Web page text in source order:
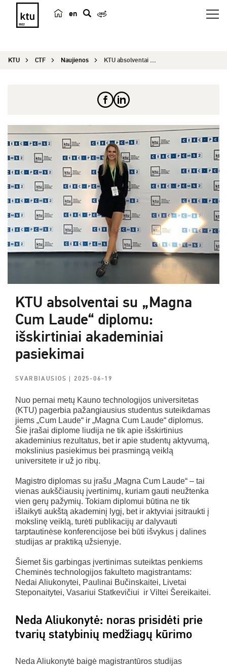
en
e
KTU CTF Naujienos KTU absolventai su „Magna Cum Laude“ diplomu: iš...
KTU absolventai su „Magna
Cum Laude“ diplomu:
išskirtiniai akademiniai
pasiekimai
SVARBIAUSIOS| 2025-06-19
Nuo pernai metų Kauno technologijos universitetas
(KTU) pagerbia pažangiausius studentus suteikdamas
jiems „Cum Laude“ ir „Magna Cum Laude“ diplomus.
Šie įrašai diplome liudija ne tik apie išskirtinius
akademinius rezultatus, bet ir apie studentų aktyvumą,
mokslinius pasiekimus bei prasmingą veiklą
universitete ir už jo ribų.
Magistro diplomas su įrašu „Magna Cum Laude“ – tai
vienas aukščiausių įvertinimų, kuriam gauti neužtenka
vien gerų pažymių. Tokiam diplomui būtina ne tik
išlaikyti aukštą akademinį lygį, bet ir aktyviai įsitraukti į
mokslinę veiklą, turėti publikacijų ar dalyvauti
tarptautinėse konferencijose bei būti išvykus į dalines
studijas ar praktiką užsienyje.
Šiemet šis garbingas įvertinimas suteiktas penkiems
Cheminės technologijos fakulteto magistrantams:
Nedai Aliukonytei, Paulinai Bučinskaitei, Livetai
Steponaitytei, Vasariui Statkevičiui ir Viltei Šereikaitei.
Neda Aliukonytė: noras prisidėti prie
tvarių statybinių medžiagų kūrimo
Neda Aliukonytė baigė magistrantūros studijas